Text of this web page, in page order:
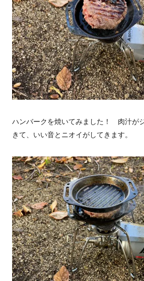
ハンバークを焼いてみました！ 肉汁が
きて、いい音とニオイがしてきます。